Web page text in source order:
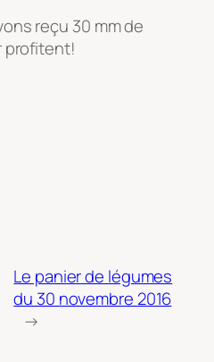
reçu 30 mm de
profitent!
Le panier de légumes
du 30 novembre 2016
→